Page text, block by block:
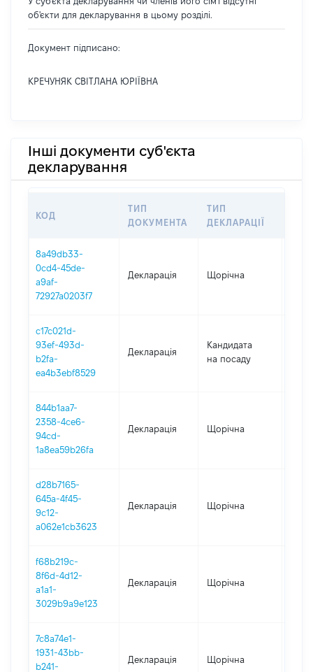
об'єкти для декларування в цьому розділі.
Документ підписано:
КРЕЧУНЯК СВІТЛАНА ЮРІЇВНА
Інші документи суб'єкта
декларування
КОД
ТИП
ДОКУМЕНТА
ТИП
ДЕКЛАРАЦІЇ
8a49db33-
0cd4-45de-
a9af-
72927a0203f7
Декларація Щорічна
c17c021d-
93ef-493d-
b2fa-
ea4b3ebf8529
Декларація
Кандидата
на посаду
844b1aa7-
2358-4ce6-
94cd-
1a8ea59b26fa
Декларація Щорічна
d28b7165-
645a-4f45-
9c12-
a062e1cb3623
Декларація Щорічна
f68b219c-
8f6d-4d12-
a1a1-
3029b9a9e123
Декларація Щорічна
7c8a74e1-
1931-43bb-
b241-
Декларація Щорічна